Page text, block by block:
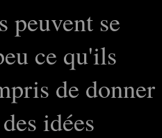
peuvent se
ce qu'ils
de donner
idées